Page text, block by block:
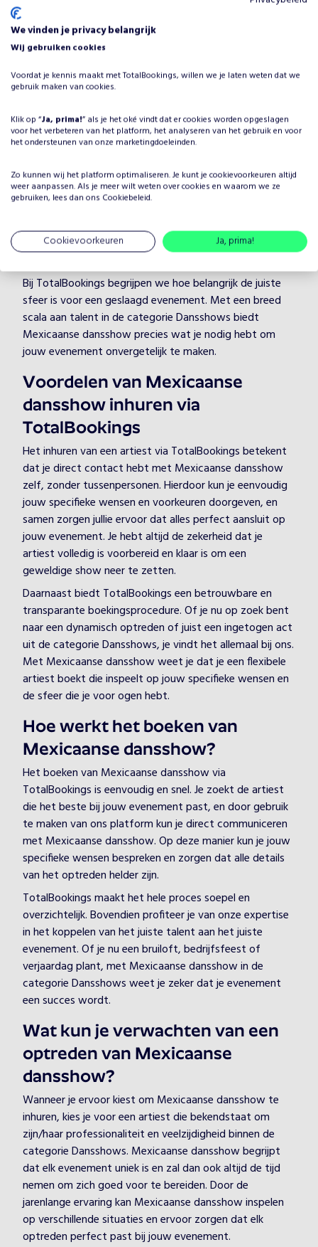
boeken voor jouw evenement?
Het plannen van een evenement brengt veel keuzes met
entertainment onvergetelijk is. Door Mexicaanse
dansshow te boeken, kies je voor een professionele
naar een hoger niveau tilt. Mexicaanse dansshow heeft
jarenlange ervaring en weet hoe hij/zij jouw gasten kan
Bij TotalBookings begrijpen we hoe belangrijk de juiste
sfeer is voor een geslaagd evenement. Met een breed
scala aan talent in de categorie Dansshows biedt
Mexicaanse dansshow precies wat je nodig hebt om
jouw evenement onvergetelijk te maken.
Voordelen van Mexicaanse
dansshow inhuren via
TotalBookings
Het inhuren van een artiest via TotalBookings betekent
dat je direct contact hebt met Mexicaanse dansshow
zelf, zonder tussenpersonen. Hierdoor kun je eenvoudig
jouw specifieke wensen en voorkeuren doorgeven, en
samen zorgen jullie ervoor dat alles perfect aansluit op
jouw evenement. Je hebt altijd de zekerheid dat je
artiest volledig is voorbereid en klaar is om een
geweldige show neer te zetten.
Daarnaast biedt TotalBookings een betrouwbare en
transparante boekingsprocedure. Of je nu op zoek bent
naar een dynamisch optreden of juist een ingetogen act
uit de categorie Dansshows, je vindt het allemaal bij ons.
Met Mexicaanse dansshow weet je dat je een flexibele
artiest boekt die inspeelt op jouw specifieke wensen en
de sfeer die je voor ogen hebt.
Hoe werkt het boeken van
Mexicaanse dansshow?
Het boeken van Mexicaanse dansshow via
TotalBookings is eenvoudig en snel. Je zoekt de artiest
die het beste bij jouw evenement past, en door gebruik
te maken van ons platform kun je direct communiceren
met Mexicaanse dansshow. Op deze manier kun je jouw
specifieke wensen bespreken en zorgen dat alle details
van het optreden helder zijn.
TotalBookings maakt het hele proces soepel en
overzichtelijk. Bovendien profiteer je van onze expertise
in het koppelen van het juiste talent aan het juiste
evenement. Of je nu een bruiloft, bedrijfsfeest of
verjaardag plant, met Mexicaanse dansshow in de
categorie Dansshows weet je zeker dat je evenement
een succes wordt.
Wat kun je verwachten van een
optreden van Mexicaanse
dansshow?
Wanneer je ervoor kiest om Mexicaanse dansshow te
inhuren, kies je voor een artiest die bekendstaat om
zijn/haar professionaliteit en veelzijdigheid binnen de
categorie Dansshows. Mexicaanse dansshow begrijpt
dat elk evenement uniek is en zal dan ook altijd de tijd
nemen om zich goed voor te bereiden. Door de
jarenlange ervaring kan Mexicaanse dansshow inspelen
op verschillende situaties en ervoor zorgen dat elk
optreden perfect past bij jouw evenement.
We vinden je privacy belangrijk
Wij gebruiken cookies
Voordat je kennis maakt met TotalBookings, willen we je laten weten dat we
gebruik maken van cookies.
Klik op “Ja, prima!” als je het oké vindt dat er cookies worden opgeslagen
voor het verbeteren van het platform, het analyseren van het gebruik en voor
het ondersteunen van onze marketingdoeleinden.
Zo kunnen wij het platform optimaliseren. Je kunt je cookievoorkeuren altijd
weer aanpassen. Als je meer wilt weten over cookies en waarom we ze
gebruiken, lees dan ons Cookiebeleid.
Cookievoorkeuren Ja, prima!